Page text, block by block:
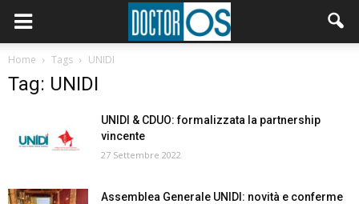
Home Tags UNIDI
Tag: UNIDI
UNIDI & CDUO: formalizzata la partnership
vincente
27 Settembre 2022
Assemblea Generale UNIDI: novità e conferme